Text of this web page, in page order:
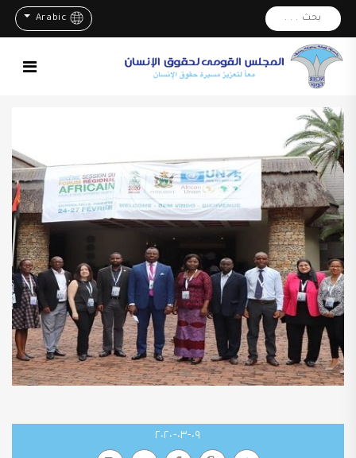
بحث . . . Arabic
٠٩-٠٣-٢٠٢٠